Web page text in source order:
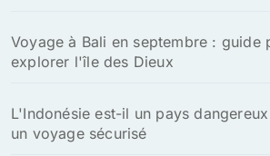
Voyage à Bali en septembre : guide
explorer l'île des Dieux
L'Indonésie est-il un pays
un voyage sécurisé